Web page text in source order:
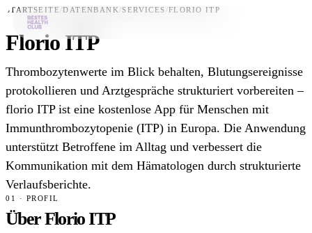
Datenbank
News
Für Unternehmen
Jetzt downloaden
STARTSEITE /DATENBANK /SERVICES /FLORIO ITP
Florio ITP
Thrombozytenwerte im Blick behalten, Blutungsereignisse
protokollieren und Arztgespräche strukturiert vorbereiten –
florio ITP ist eine kostenlose App für Menschen mit
Immunthrombozytopenie (ITP) in Europa. Die Anwendung
unterstützt Betroffene im Alltag und verbessert die
Kommunikation mit dem Hämatologen durch strukturierte
Verlaufsberichte.
01 · PROFIL
Über Florio ITP